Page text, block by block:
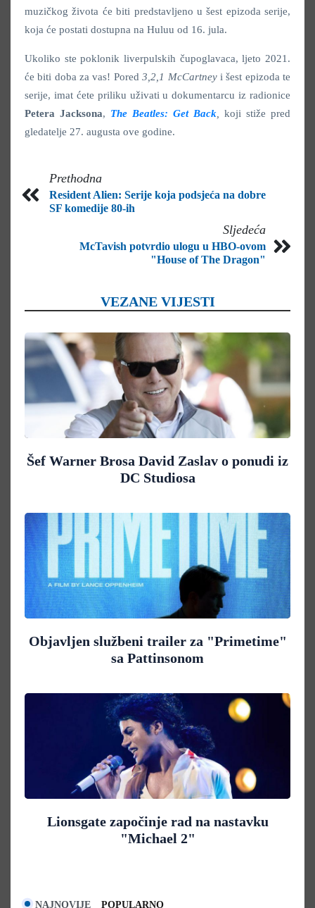
muzičkog života će biti predstavljeno u šest epizoda serije,
koja će postati dostupna na Huluu od 16. jula.
Ukoliko ste poklonik liverpulskih čupoglavaca, ljeto 2021.
će biti doba za vas! Pored3,2,1 McCartneyi šest epizoda te
serije, imat ćete priliku uživati u dokumentarcu iz radionice
Petera Jacksona, The Beatles: Get Back, koji stiže pred
gledatelje 27. augusta ove godine.
Prethodna
Resident Alien: Serije koja podsjeća na dobre
SF komedije 80-ih
Sljedeća
McTavish potvrdio ulogu u HBO-ovom
"House of The Dragon"
VEZANE VIJESTI
Šef Warner Brosa David Zaslav o ponudi iz
DC Studiosa
Objavljen službeni trailer za "Primetime"
sa Pattinsonom
Lionsgate započinje rad na nastavku
"Michael 2"
NAJNOVIJE POPULARNO